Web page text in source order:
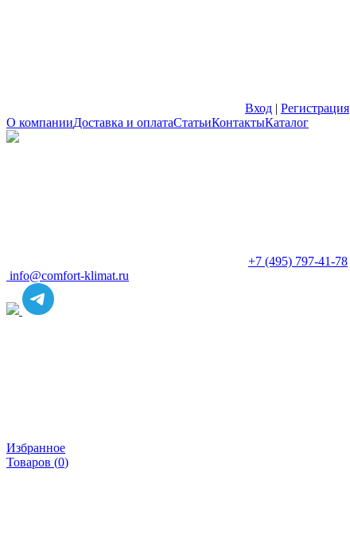
Вход | Регистрация
О компанииДоставка и оплатаСтатьиКонтактыКаталог
+7 (495) 797-41-78
info@comfort-klimat.ru
Избранное
Товаров (0)